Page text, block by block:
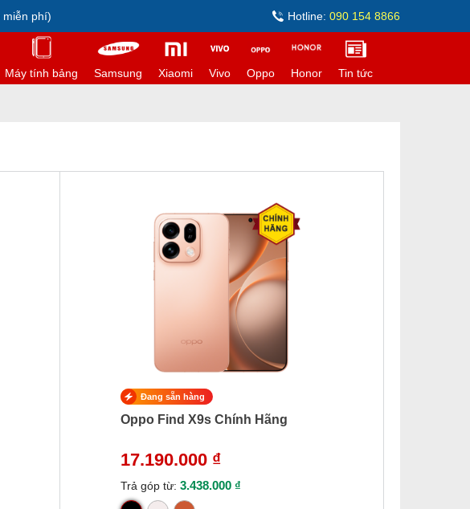
miễn phí) Hotline: 090 154 8866
Máy tính bảng Samsung Xiaomi Vivo Oppo Honor Tin tức
Oppo Find X9s Chính Hãng
17.190.000 ₫
Trả góp từ: 3.438.000 ₫
Đang sẵn hàng